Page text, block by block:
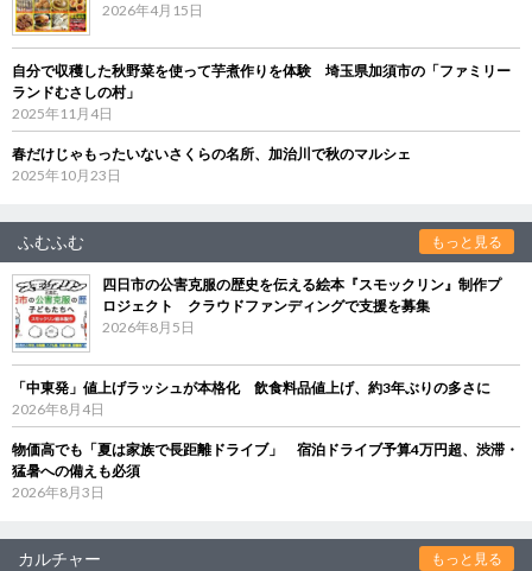
2026年4月15日
自分で収穫した秋野菜を使って芋煮作りを体験 埼玉県加須市の「ファミリー
ランドむさしの村」
2025年11月4日
春だけじゃもったいないさくらの名所、加治川で秋のマルシェ
2025年10月23日
ふむふむ もっと見る
四日市の公害克服の歴史を伝える絵本『スモックリン』制作プ
ロジェクト クラウドファンディングで支援を募集
2026年8月5日
「中東発」値上げラッシュが本格化 飲食料品値上げ、約3年ぶりの多さに
2026年8月4日
物価高でも「夏は家族で長距離ドライブ」 宿泊ドライブ予算4万円超、渋滞・
猛暑への備えも必須
2026年8月3日
カルチャー もっと見る